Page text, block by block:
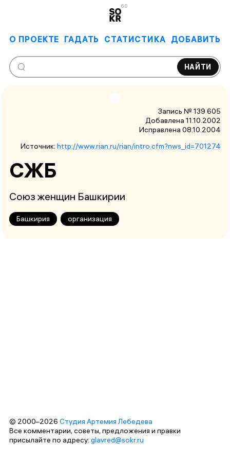
6.0
О ПРОЕКТЕ ГАДАТЬ СТАТИСТИКА ДОБАВИТЬ
НАЙТИ
Запись № 139 605
Добавлена 11.10.2002
Исправлена 08.10.2004
Источник: http://www.rian.ru/rian/intro.cfm?nws_id=701274
СЖБ
Союз женщин Башкирии
Башкирия организация
© 2000–2026 Студия Артемия Лебедева
Все комментарии, советы, предложения и правки
присылайте по адресу: glavred@sokr.ru